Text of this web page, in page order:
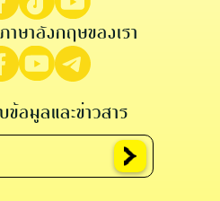
ษาอังกฤษของเรา
อมูลและข่าวสาร